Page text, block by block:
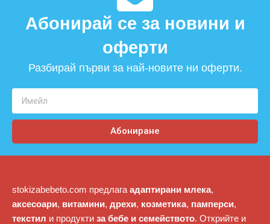
Абонирай се за новини и
оферти​
Разбирай първи за най-новите ни оферти.
Абониране
stokizabebeto.com предлага адаптирани млека,
аксесоари, витамини, дрехи, козметика, памперси,
текстил и продукти за бебе и семейството. Открийте и